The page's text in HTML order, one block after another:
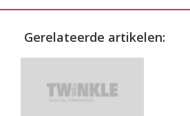
Gerelateerde artikelen: